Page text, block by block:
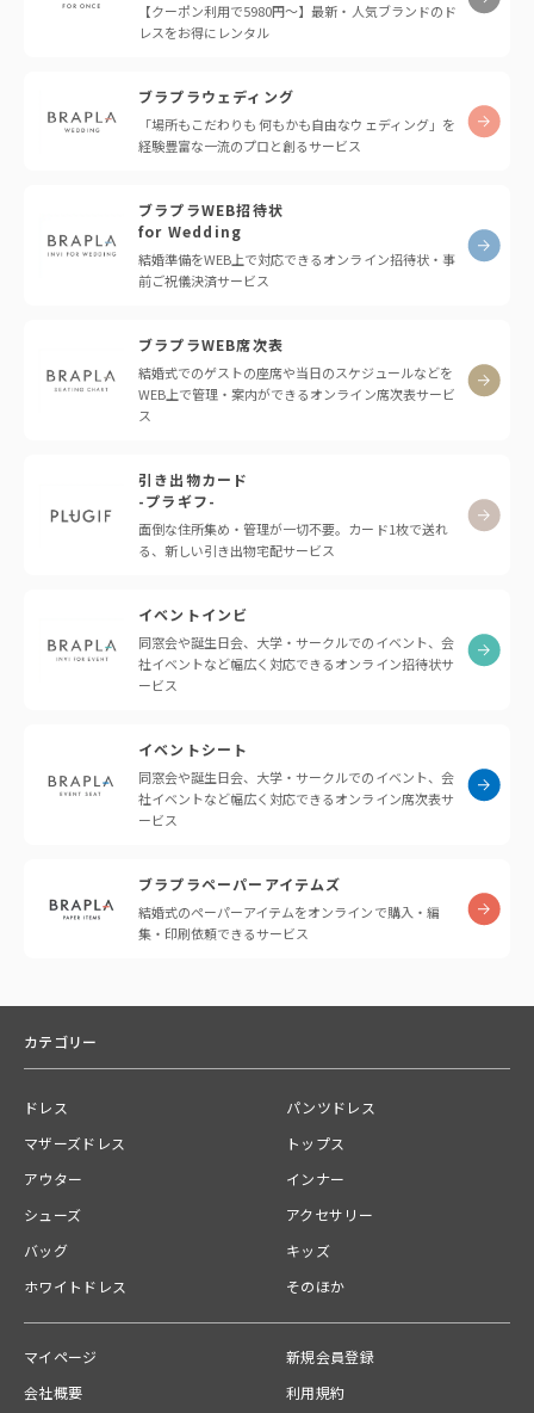
【クーポン利用で5980円〜】最新・人気ブランドのド
レスをお得にレンタル
ブラプラウェディング
「場所もこだわりも 何もかも自由なウェディング」を
経験豊富な一流のプロと創るサービス
ブラプラWEB招待状
for Wedding
結婚準備をWEB上で対応できるオンライン招待状・事
前ご祝儀決済サービス
ブラプラWEB席次表
結婚式でのゲストの座席や当日のスケジュールなどを
WEB上で管理・案内ができるオンライン席次表サービ
ス
引き出物カード
-プラギフ-
面倒な住所集め・管理が一切不要。カード1枚で送れ
る、新しい引き出物宅配サービス
イベントインビ
同窓会や誕生日会、大学・サークルでのイベント、会
社イベントなど幅広く対応できるオンライン招待状サ
ービス
イベントシート
同窓会や誕生日会、大学・サークルでのイベント、会
社イベントなど幅広く対応できるオンライン席次表サ
ービス
ブラプラペーパーアイテムズ
結婚式のペーパーアイテムをオンラインで購入・編
集・印刷依頼できるサービス
カテゴリー
ドレス
パンツドレス
マザーズドレス
トップス
アウター
インナー
シューズ
アクセサリー
バッグ
キッズ
ホワイトドレス
そのほか
マイページ
新規会員登録
会社概要
利用規約